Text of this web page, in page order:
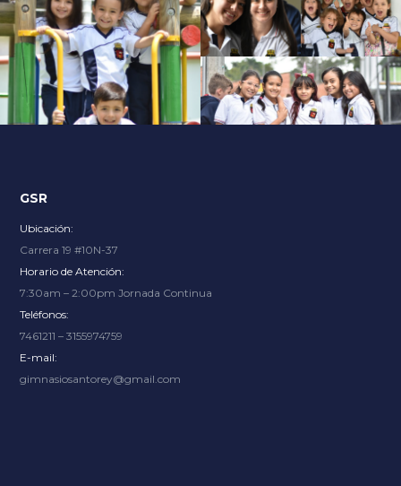
excitement.
GSR
Ubicación:
Carrera 19 #10N-37
Horario de Atención:
7:30am – 2:00pm Jornada Continua
Teléfonos:
7461211 – 3155974759
E-mail:
gimnasiosantorey@gmail.com